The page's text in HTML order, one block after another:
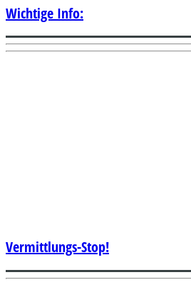
Wichtige Info:
Vermittlungs-Stop!